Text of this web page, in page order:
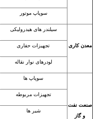
سوپاپ موتور
معدن کاری
سیلندر های هیدرولیکی
تجهیزات حفاری
لودرهای نوار نقاله
صنعت نفت
و گاز
سوپاپ ها
تجهیزات مربوطه
شیر ها